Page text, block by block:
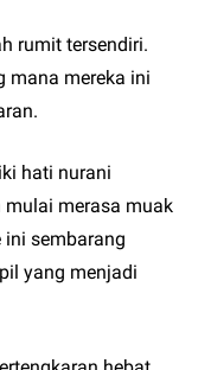
rumit tersendiri.
mana mereka ini
hati nurani
merasa muak
sembarang
yang menjadi